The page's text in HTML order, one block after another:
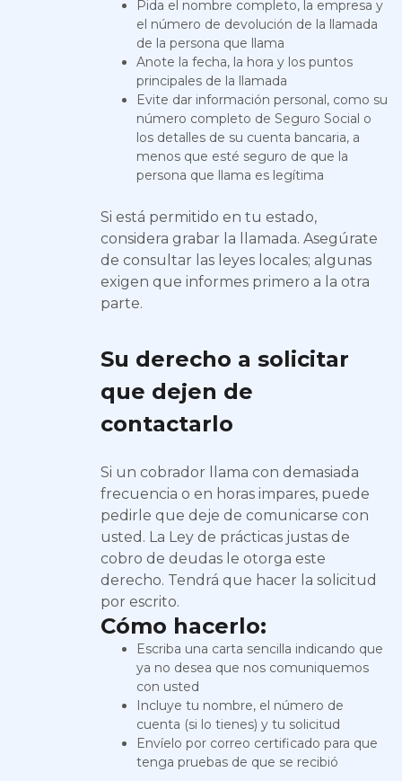
Pida el nombre completo, la empresa y
el número de devolución de la llamada
de la persona que llama
Anote la fecha, la hora y los puntos
principales de la llamada
Evite dar información personal, como su
número completo de Seguro Social o
los detalles de su cuenta bancaria, a
menos que esté seguro de que la
persona que llama es legítima
Si está permitido en tu estado,
considera grabar la llamada. Asegúrate
de consultar las leyes locales; algunas
exigen que informes primero a la otra
parte.
Su derecho a solicitar
que dejen de
contactarlo
Si un cobrador llama con demasiada
frecuencia o en horas impares, puede
pedirle que deje de comunicarse con
usted. La Ley de prácticas justas de
cobro de deudas le otorga este
derecho. Tendrá que hacer la solicitud
por escrito.
Cómo hacerlo:
Escriba una carta sencilla indicando que
ya no desea que nos comuniquemos
con usted
Incluye tu nombre, el número de
cuenta (si lo tienes) y tu solicitud
Envíelo por correo certificado para que
tenga pruebas de que se recibió